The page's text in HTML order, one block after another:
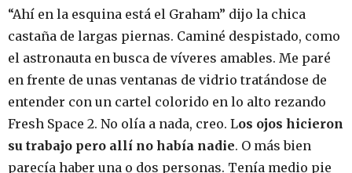
“Ahí en la esquina está el Graham” dijo la chica
castaña de largas piernas. Caminé despistado, como
el astronauta en busca de víveres amables. Me paré
en frente de unas ventanas de vidrio tratándose de
entender con un cartel colorido en lo alto rezando
Fresh Space 2. No olía a nada, creo. Los ojos hicieron
su trabajo pero allí no había nadie. O más bien
parecía haber una o dos personas. Tenía medio pie